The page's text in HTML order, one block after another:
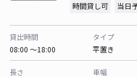
時間貸し可 当日
貸出時間
08:00 〜18:00
タイプ
平置き
長さ
車幅